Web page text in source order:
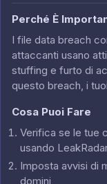
Perché È
I file data breach
attaccanti usano
stuffing e furto di
questo breach, i
Cosa Puoi Fare
Verifica se le tue
usando
Imposta avvisi di
domini